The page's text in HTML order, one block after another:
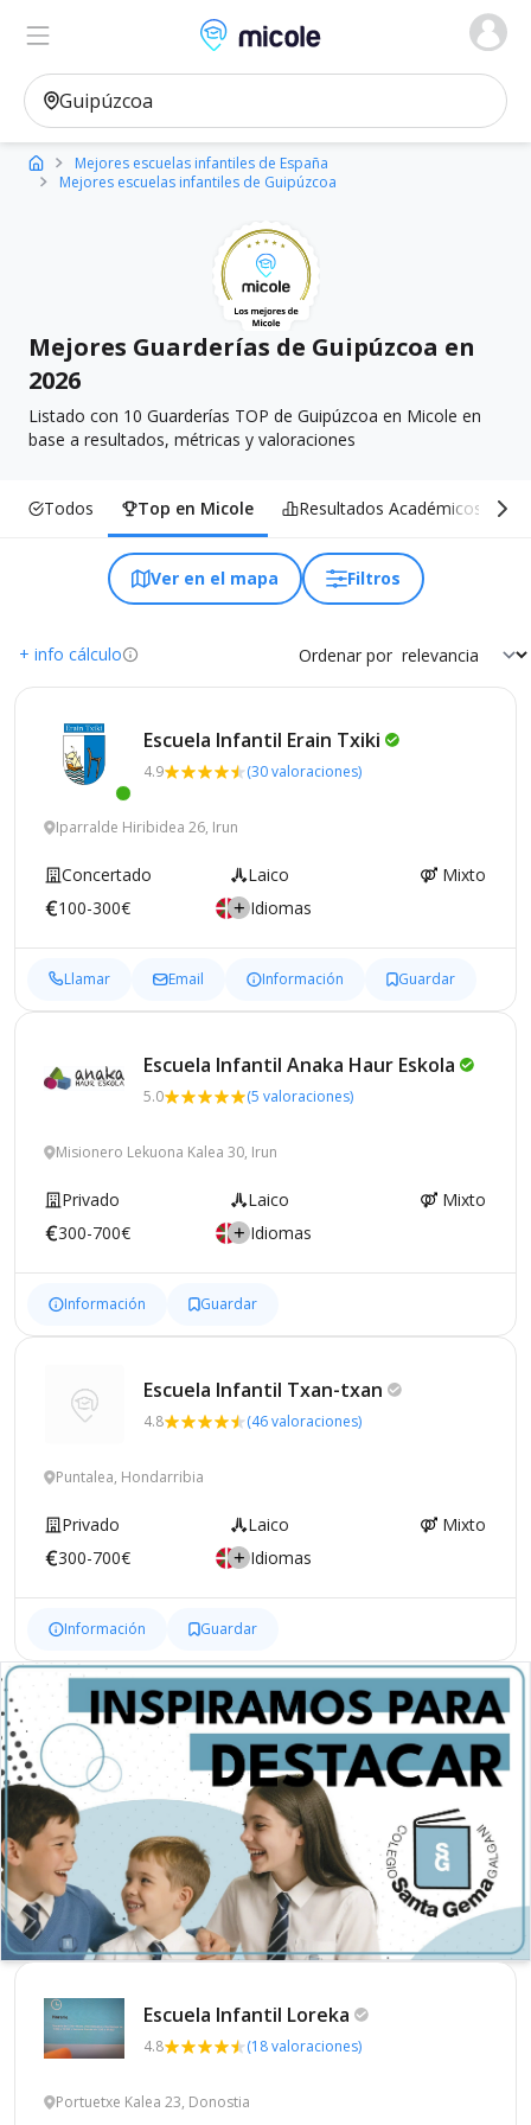
Micole, buscador de colegios
Ver en el mapa
Mejores escuelas infantiles de España
Mejores escuelas infantiles de Guipúzcoa
Mejores Guarderías de Guipúzcoa en
2026
Listado con 10 Guarderías TOP de Guipúzcoa en Micole en
base a resultados, métricas y valoraciones
Todos Top en Micole Resultados Académicos
Ver en el mapa Filtros
+ info cálculo Ordenar por
Escuela Infantil Erain Txiki
4.9 (30 valoraciones)
Iparralde Hiribidea 26, Irun
Concertado Laico
Mixto
100-300€
Idiomas
Llamar Email Información Guardar
Escuela Infantil Anaka Haur Eskola
5.0 (5 valoraciones)
Misionero Lekuona Kalea 30, Irun
Privado Laico
Mixto
300-700€
Idiomas
Información Guardar
Escuela Infantil Txan-txan
4.8 (46 valoraciones)
Puntalea, Hondarribia
Privado Laico
Mixto
300-700€
Idiomas
Información Guardar
Escuela Infantil Loreka
4.8 (18 valoraciones)
Portuetxe Kalea 23, Donostia